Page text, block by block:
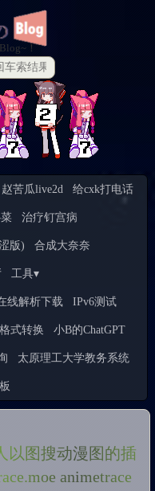
！
赵苦瓜live2d 给cxk打电话
治疗钉宫病
版) 合成大奈奈
工具▾
线解析下载 IPv6测试
式转换 小B的ChatGPT
太原理工大学教务系统
以图搜动漫图的插
animetrace